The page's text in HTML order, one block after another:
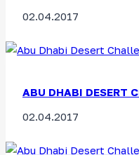
02.04.2017
ABU DHABI DESERT
02.04.2017